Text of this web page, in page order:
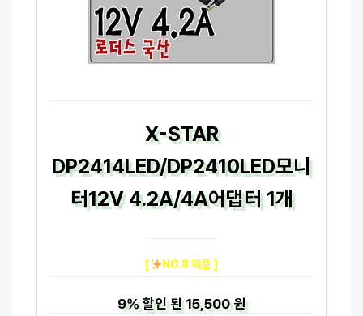
X-STAR
DP2414LED/DP2410LED모니
터12V 4.2A/4A어댑터 1개
[ NO.8 제품 ]
9%할인 된15,500 원